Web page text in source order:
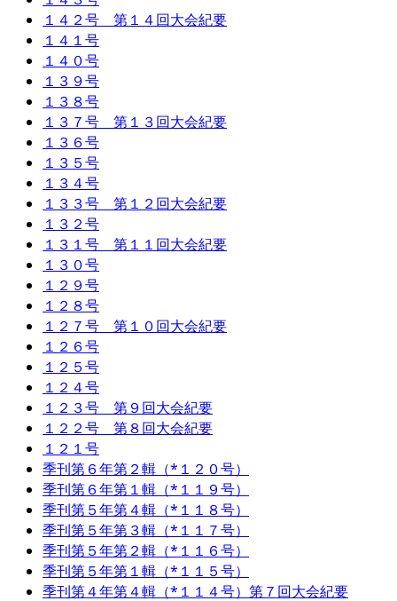
１４２号 第１４回大会紀要
１４１号
１４０号
１３９号
１３８号
１３７号 第１３回大会紀要
１３６号
１３５号
１３４号
１３３号 第１２回大会紀要
１３２号
１３１号 第１１回大会紀要
１３０号
１２９号
１２８号
１２７号 第１０回大会紀要
１２６号
１２５号
１２４号
１２３号 第９回大会紀要
１２２号 第８回大会紀要
１２１号
季刊第６年第２輯（*１２０号）
季刊第６年第１輯（*１１９号）
季刊第５年第４輯（*１１８号）
季刊第５年第３輯（*１１７号）
季刊第５年第２輯（*１１６号）
季刊第５年第１輯（*１１５号）
季刊第４年第４輯（*１１４号）第７回大会紀要